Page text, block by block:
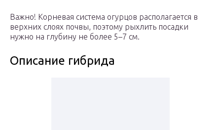
Важно! Корневая система огурцов располагается в
верхних слоях почвы, поэтому рыхлить посадки
нужно на глубину не более 5–7 см.
Описание гибрида